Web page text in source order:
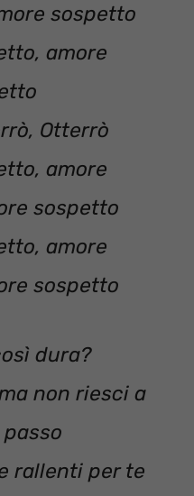
sospetto
amore
Otterrò
amore
sospetto
amore
sospetto
dura?
non riesci a
rallenti per te